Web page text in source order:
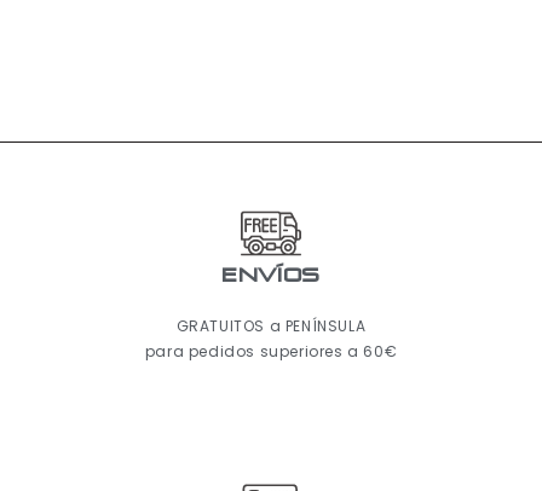
ENVÍOS
GRATUITOS a PENÍNSULA
para pedidos superiores a 60€